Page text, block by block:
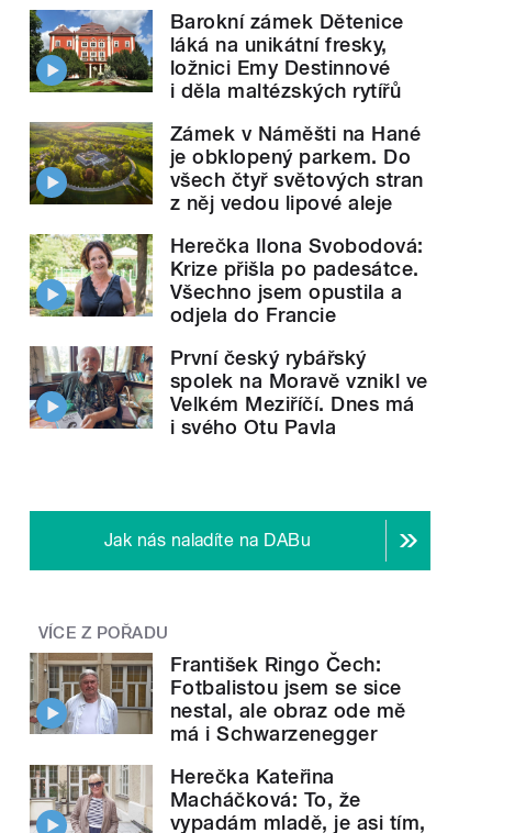
Barokní zámek Dětenice
láká na unikátní fresky,
ložnici Emy Destinnové
i děla maltézských rytířů
Zámek v Náměšti na Hané
je obklopený parkem. Do
všech čtyř světových stran
z něj vedou lipové aleje
Herečka Ilona Svobodová:
Krize přišla po padesátce.
Všechno jsem opustila a
odjela do Francie
První český rybářský
spolek na Moravě vznikl ve
Velkém Meziříčí. Dnes má
i svého Otu Pavla
Jak nás naladíte na DABu
VÍCE Z POŘADU
František Ringo Čech:
Fotbalistou jsem se sice
nestal, ale obraz ode mě
má i Schwarzenegger
Herečka Kateřina
Macháčková: To, že
vypadám mladě, je asi tím,